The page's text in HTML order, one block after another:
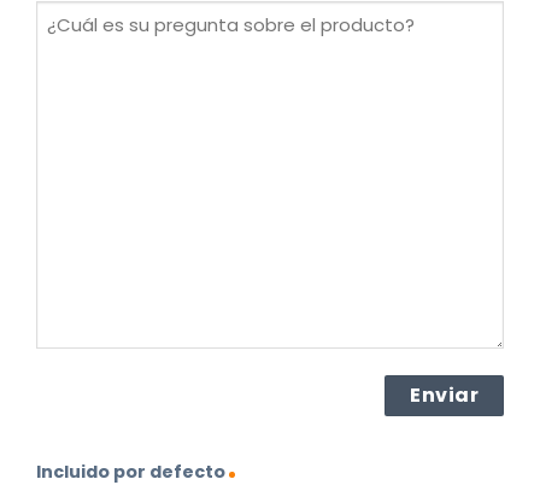
¿Cuál
Incluido por defecto